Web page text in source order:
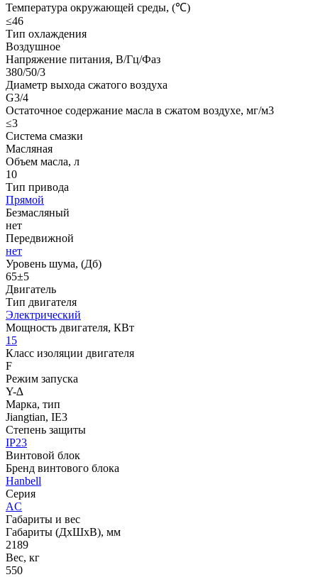
Температура окружающей среды, (℃)
≤46
Тип охлаждения
Воздушное
Напряжение питания, В/Гц/Фаз
380/50/3
Диаметр выхода сжатого воздуха
G3/4
Остаточное содержание масла в сжатом воздухе, мг/м3
≤3
Система смазки
Масляная
Объем масла, л
10
Тип привода
Прямой
Безмасляный
нет
Передвижной
нет
Уровень шума, (Дб)
65±5
Двигатель
Тип двигателя
Электрический
Мощность двигателя, КВт
15
Класс изоляции двигателя
F
Режим запуска
Y-∆
Марка, тип
Jiangtian, IE3
Степень защиты
IP23
Винтовой блок
Бренд винтового блока
Hanbell
Серия
AC
Габариты и вес
Габариты (ДхШхВ), мм
2189
Вес, кг
550